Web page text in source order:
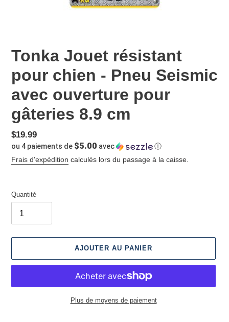
Tonka Jouet résistant
pour chien - Pneu Seismic
avec ouverture pour
gâteries 8.9 cm
Prix
normal
$19.99
ou 4 paiements de $5.00 avec
ⓘ
Frais d'expédition calculés lors du passage à la caisse.
Quantité
AJOUTER AU PANIER
Plus de moyens de paiement